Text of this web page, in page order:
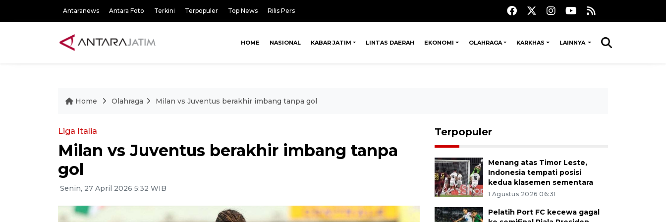
Antaranews Antara Foto Terkini Terpopuler Top News Rilis Pers
HOME NASIONAL KABAR JATIM LINTAS DAERAH EKONOMI OLAHRAGA KARKHAS LAINNYA
Home Olahraga Milan vs Juventus berakhir imbang tanpa gol
Liga Italia
Milan vs Juventus berakhir imbang tanpa
gol
Senin, 27 April 2026 5:32 WIB
Terpopuler
Menang atas Timor Leste,
Indonesia tempati posisi
kedua klasemen sementara
1 Agustus 2026 06:31
Pelatih Port FC kecewa gagal